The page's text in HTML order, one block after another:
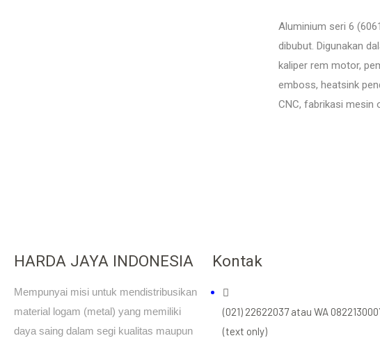
Aluminium seri 6
dibubut. Digunakan
kaliper rem motor,
emboss, heatsink
CNC, fabrikasi mesin
HARDA JAYA INDONESIA
Mempunyai misi untuk mendistribusikan
material logam (metal) yang memiliki
daya saing dalam segi kualitas maupun
Kontak
(021) 22622037 atau WA
(text only)